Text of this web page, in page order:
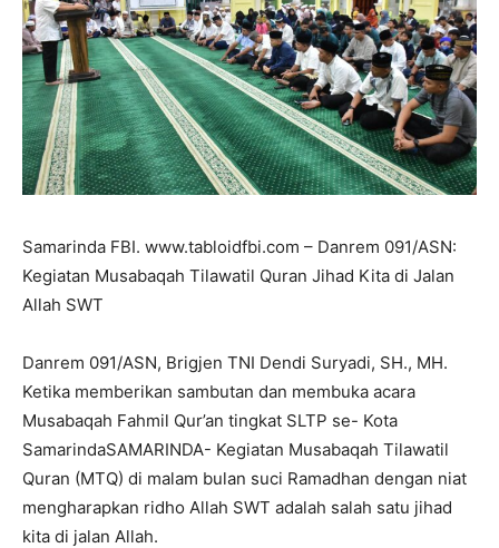
Samarinda FBI. www.tabloidfbi.com – Danrem 091/ASN:
Kegiatan Musabaqah Tilawatil Quran Jihad Kita di Jalan
Allah SWT
Danrem 091/ASN, Brigjen TNI Dendi Suryadi, SH., MH.
Ketika memberikan sambutan dan membuka acara
Musabaqah Fahmil Qur’an tingkat SLTP se- Kota
SamarindaSAMARINDA- Kegiatan Musabaqah Tilawatil
Quran (MTQ) di malam bulan suci Ramadhan dengan niat
mengharapkan ridho Allah SWT adalah salah satu jihad
kita di jalan Allah.